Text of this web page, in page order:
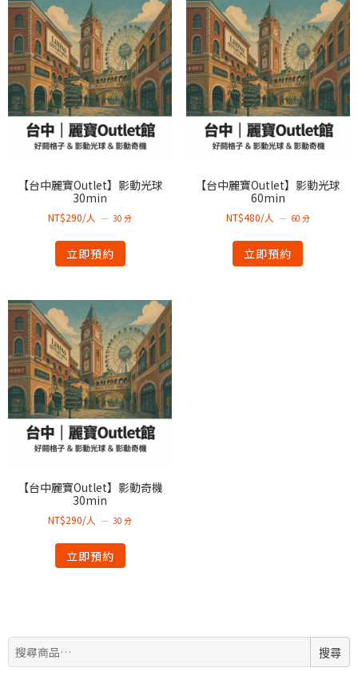
【台中麗寶Outlet】影動光球
30min
NT$290/人 30 分
立即預約
【台中麗寶Outlet】影動光球
60min
NT$480/人 60 分
立即預約
【台中麗寶Outlet】影動奇機
30min
NT$290/人 30 分
立即預約
搜
尋:
搜尋